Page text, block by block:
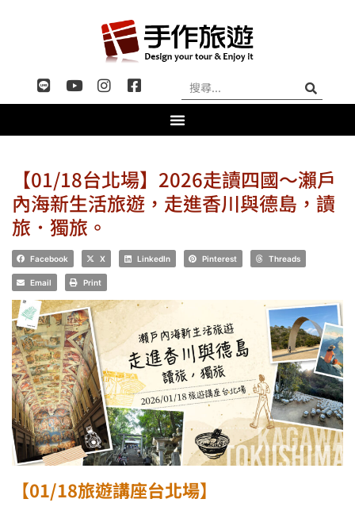
【01/18台北場】2026走讀四國～瀨戶
內海新生活旅遊，走進香川與德島，讀
旅．獨旅。
Facebook X LinkedIn Pinterest Threads
Email Print
【01/18旅遊講座台北場】